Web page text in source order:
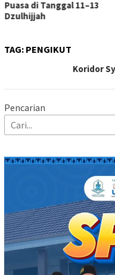
TAG: PENGIKUT
Koridor
Pencarian